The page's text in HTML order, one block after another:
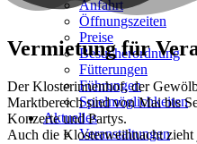
Anfahrt
Öffnungszeiten
Preise
Besucherordnung
Fütterungen
Führungen
Spielmöglichkeiten
Aktuelles
Veranstaltungen
Vermietung für
Der Klosterinnenhof, der
Marktbereich sind von Mai bis
Konzerte und Partys.
Auch die Klosterweihnacht zieht